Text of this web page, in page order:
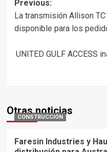
Post
navigation
Previous:
La transmisión Allison
disponible para los
UNITED GULF ACCESS
Otras noticias
CONSTRUCCIÓN
Faresin Industries y